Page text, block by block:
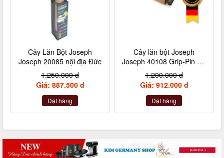
Cây Lăn Bột Joseph
Joseph 20085 nội địa Đức
1.250.000 đ
Giá: 887.500 đ
Đặt hàng
Cây lăn bột Joseph
Joseph 40108 Grip-Pin nội
địa Đức
1.200.000 đ
Giá: 912.000 đ
Đặt hàng